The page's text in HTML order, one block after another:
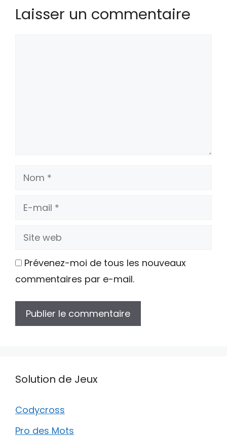
Laisser un commentaire
Nom
E-
Site
Prévenez-moi de tous les nouveaux
commentaires par e-mail.
Solution de Jeux
Codycross
Pro des Mots